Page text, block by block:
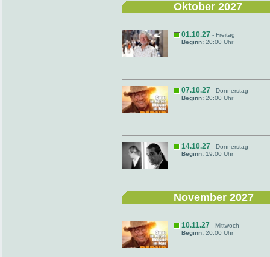
Oktober 2027
01.10.27 - Freitag
Beginn: 20:00 Uhr
07.10.27 - Donnerstag
Beginn: 20:00 Uhr
14.10.27 - Donnerstag
Beginn: 19:00 Uhr
November 2027
10.11.27 - Mittwoch
Beginn: 20:00 Uhr